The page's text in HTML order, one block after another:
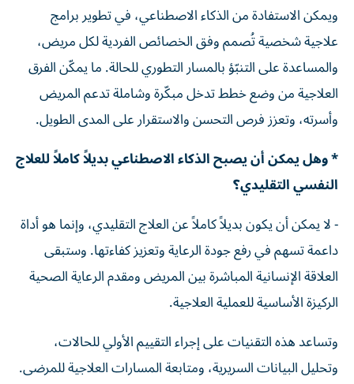
ويمكن الاستفادة من الذكاء الاصطناعي، في تطوير برامج
علاجية شخصية تُصمم وفق الخصائص الفردية لكل مريض،
والمساعدة على التنبّؤ بالمسار التطوري للحالة. ما يمكّن الفرق
العلاجية من وضع خطط تدخل مبكّرة وشاملة تدعم المريض
وأسرته، وتعزز فرص التحسن والاستقرار على المدى الطويل.
* وهل يمكن أن يصبح الذكاء الاصطناعي بديلاً كاملاً للعلاج
النفسي التقليدي؟
- لا يمكن أن يكون بديلاً كاملاً عن العلاج التقليدي، وإنما هو أداة
داعمة تسهم في رفع جودة الرعاية وتعزيز كفاءتها. وستبقى
العلاقة الإنسانية المباشرة بين المريض ومقدم الرعاية الصحية
الركيزة الأساسية للعملية العلاجية.
وتساعد هذه التقنيات على إجراء التقييم الأولي للحالات،
وتحليل البيانات السريرية، ومتابعة المسارات العلاجية للمرضى.